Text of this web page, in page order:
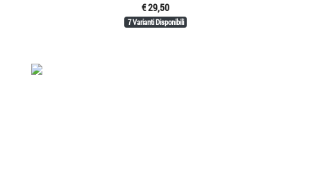
€ 29,50
7 Varianti Disponibili